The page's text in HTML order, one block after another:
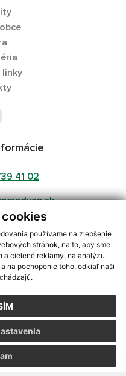
používame na zlepšenie
stránok, na to, aby sme
a cielené reklamy, na analýzu
na pochopenie toho, odkiaľ naši
linky
41 02
informácií s využitím RSS
2,Mapa stránok,web portál
,registrácia domény
06.08.2026
o prístupnosti